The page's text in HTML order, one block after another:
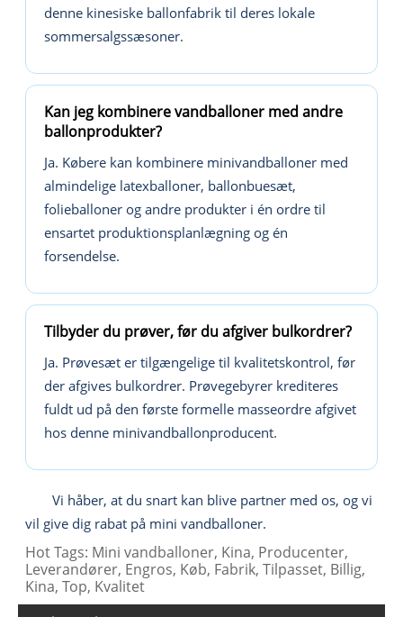
denne kinesiske ballonfabrik til deres lokale
sommersalgssæsoner.
Kan jeg kombinere vandballoner med andre
ballonprodukter?
Ja. Købere kan kombinere minivandballoner med
almindelige latexballoner, ballonbuesæt,
folieballoner og andre produkter i én ordre til
ensartet produktionsplanlægning og én
forsendelse.
Tilbyder du prøver, før du afgiver bulkordrer?
Ja. Prøvesæt er tilgængelige til kvalitetskontrol, før
der afgives bulkordrer. Prøvegebyrer krediteres
fuldt ud på den første formelle masseordre afgivet
hos denne minivandballonproducent.
Vi håber, at du snart kan blive partner med os, og vi
vil give dig rabat på mini vandballoner.
Hot Tags: Mini vandballoner, Kina, Producenter,
Leverandører, Engros, Køb, Fabrik, Tilpasset, Billig,
Kina, Top, Kvalitet